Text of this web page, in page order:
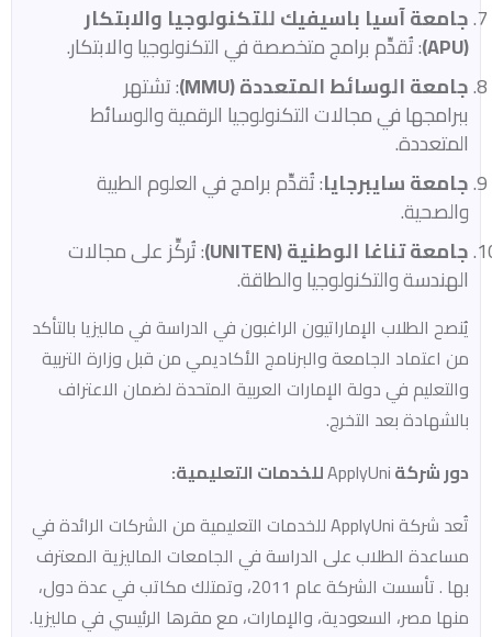
جامعة آسيا باسيفيك للتكنولوجيا والابتكار
(APU)
: تُقدِّم برامج متخصصة في التكنولوجيا والابتكار.​
جامعة الوسائط المتعددة (MMU)
: تشتهر
ببرامجها في مجالات التكنولوجيا الرقمية والوسائط
المتعددة.​
جامعة سايبرجايا: تُقدِّم برامج في العلوم الطبية
والصحية.​
جامعة تناغا الوطنية (UNITEN)
: تُركِّز على مجالات
الهندسة والتكنولوجيا والطاقة.​
يُنصح الطلاب الإماراتيون الراغبون في الدراسة في ماليزيا بالتأكد
من اعتماد الجامعة والبرنامج الأكاديمي من قبل وزارة التربية
والتعليم في دولة الإمارات العربية المتحدة لضمان الاعتراف
بالشهادة بعد التخرج.​
دور شركةApplyUniللخدمات التعليمية:
تُعد شركة ApplyUni للخدمات التعليمية من الشركات الرائدة في
مساعدة الطلاب على الدراسة في الجامعات الماليزية المعترف
بها . تأسست الشركة عام 2011، وتمتلك مكاتب في عدة دول،
منها مصر، السعودية، والإمارات، مع مقرها الرئيسي في ماليزيا.